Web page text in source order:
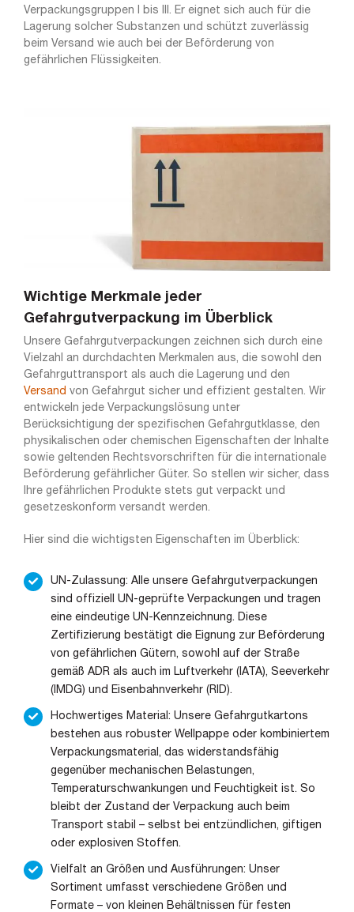
Verpackungsgruppen I bis III. Er eignet sich auch für die
Lagerung solcher Substanzen und schützt zuverlässig
beim Versand wie auch bei der Beförderung von
gefährlichen Flüssigkeiten.
Wichtige Merkmale jeder
Gefahrgutverpackung im Überblick
Unsere Gefahrgutverpackungen zeichnen sich durch eine
Vielzahl an durchdachten Merkmalen aus, die sowohl den
Gefahrguttransport als auch die Lagerung und den
Versand von Gefahrgut sicher und effizient gestalten. Wir
entwickeln jede Verpackungslösung unter
Berücksichtigung der spezifischen Gefahrgutklasse, den
physikalischen oder chemischen Eigenschaften der Inhalte
sowie geltenden Rechtsvorschriften für die internationale
Beförderung gefährlicher Güter. So stellen wir sicher, dass
Ihre gefährlichen Produkte stets gut verpackt und
gesetzeskonform versandt werden.
Hier sind die wichtigsten Eigenschaften im Überblick:
UN-Zulassung: Alle unsere Gefahrgutverpackungen
sind offiziell UN-geprüfte Verpackungen und tragen
eine eindeutige UN-Kennzeichnung. Diese
Zertifizierung bestätigt die Eignung zur Beförderung
von gefährlichen Gütern, sowohl auf der Straße
gemäß ADR als auch im Luftverkehr (IATA), Seeverkehr
(IMDG) und Eisenbahnverkehr (RID).
Hochwertiges Material: Unsere Gefahrgutkartons
bestehen aus robuster Wellpappe oder kombiniertem
Verpackungsmaterial, das widerstandsfähig
gegenüber mechanischen Belastungen,
Temperaturschwankungen und Feuchtigkeit ist. So
bleibt der Zustand der Verpackung auch beim
Transport stabil – selbst bei entzündlichen, giftigen
oder explosiven Stoffen.
Vielfalt an Größen und Ausführungen: Unser
Sortiment umfasst verschiedene Größen und
Formate – von kleinen Behältnissen für festen